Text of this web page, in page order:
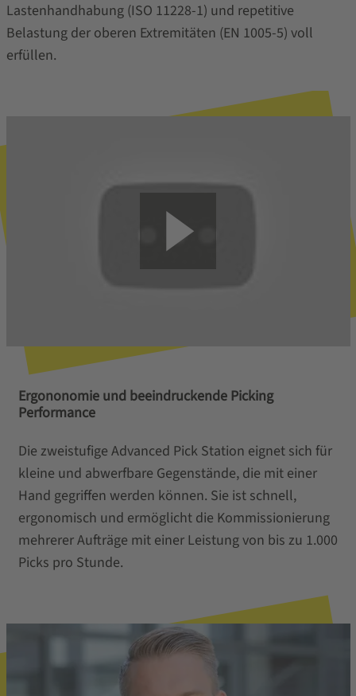
Lastenhandhabung (ISO 11228-1) und repetitive
Belastung der oberen Extremitäten (EN 1005-5) voll
erfüllen.
Ergononomie und beeindruckende Picking
Performance
Die zweistufige Advanced Pick Station eignet sich für
kleine und abwerfbare Gegenstände, die mit einer
Hand gegriffen werden können. Sie ist schnell,
ergonomisch und ermöglicht die Kommissionierung
mehrerer Aufträge mit einer Leistung von bis zu 1.000
Picks pro Stunde.